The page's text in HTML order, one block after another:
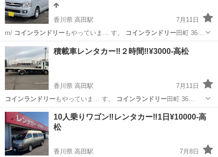
香川県 高田駅
7月11日
m/ コインランドリーもやっていま… す。 コインランドリー田町 36…
香川 高松市 高田駅 運転代行 レンタカー
積載車レンタカー‼️２時間‼️¥3000-高松
香川県 高田駅
7月11日
コインランドリーもやっていま… す。 コインランドリー田町 36…
香川 高松市 高田駅 運搬代行 レンタカー
10人乗りワゴン‼️レンタカー‼️1日¥10000-高
松
香川県 高田駅
7月8日